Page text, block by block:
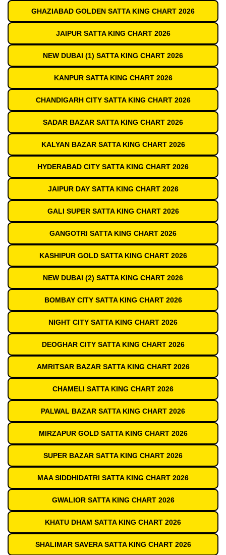
GHAZIABAD GOLDEN SATTA KING CHART 2026
JAIPUR SATTA KING CHART 2026
NEW DUBAI (1) SATTA KING CHART 2026
KANPUR SATTA KING CHART 2026
CHANDIGARH CITY SATTA KING CHART 2026
SADAR BAZAR SATTA KING CHART 2026
KALYAN BAZAR SATTA KING CHART 2026
HYDERABAD CITY SATTA KING CHART 2026
JAIPUR DAY SATTA KING CHART 2026
GALI SUPER SATTA KING CHART 2026
GANGOTRI SATTA KING CHART 2026
KASHIPUR GOLD SATTA KING CHART 2026
NEW DUBAI (2) SATTA KING CHART 2026
BOMBAY CITY SATTA KING CHART 2026
NIGHT CITY SATTA KING CHART 2026
DEOGHAR CITY SATTA KING CHART 2026
AMRITSAR BAZAR SATTA KING CHART 2026
CHAMELI SATTA KING CHART 2026
PALWAL BAZAR SATTA KING CHART 2026
MIRZAPUR GOLD SATTA KING CHART 2026
SUPER BAZAR SATTA KING CHART 2026
MAA SIDDHIDATRI SATTA KING CHART 2026
GWALIOR SATTA KING CHART 2026
KHATU DHAM SATTA KING CHART 2026
SHALIMAR SAVERA SATTA KING CHART 2026